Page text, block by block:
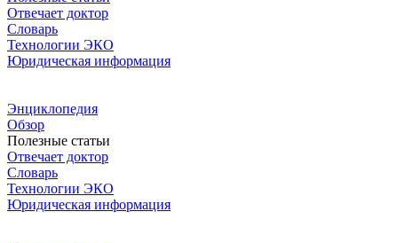
Отвечает доктор
Словарь
Технологии ЭКО
Юридическая информация
Энциклопедия
Обзор
Полезные статьи
Отвечает доктор
Словарь
Технологии ЭКО
Юридическая информация